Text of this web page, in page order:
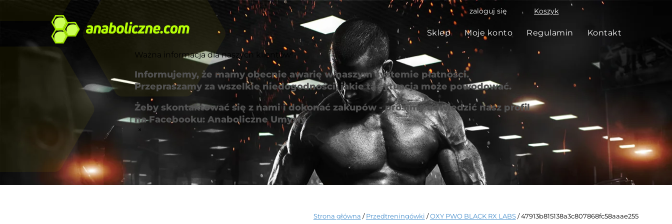
Koszyk
zaloguj się
Sklep Moje konto Regulamin Kontakt
Strona główna /Przedtreningówki /OXY PWO BLACK RX LABS/ 47913b815138a3c807868fc58aaae255
Ważna informacja dla naszych klientów!
Informujemy, że mamy obecnie awarię w naszym systemie płatności.
Przepraszamy za wszelkie niedogodności, jakie ta sytuacja może powodować.
Żeby skontaktować się z nami i dokonać zakupów - prosimy odwiedzić nasz profil
na Facebooku: Anaboliczne Umysły
×